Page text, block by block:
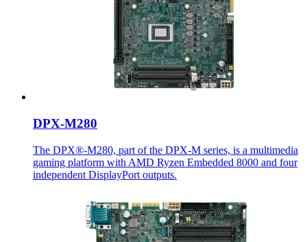
DPX-M280
The DPX®-M280, part of the DPX-M series, is a multimedia
gaming platform with AMD Ryzen Embedded 8000 and four
independent DisplayPort outputs.